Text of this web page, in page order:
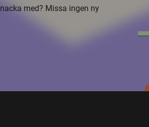
med? Missa ingen ny